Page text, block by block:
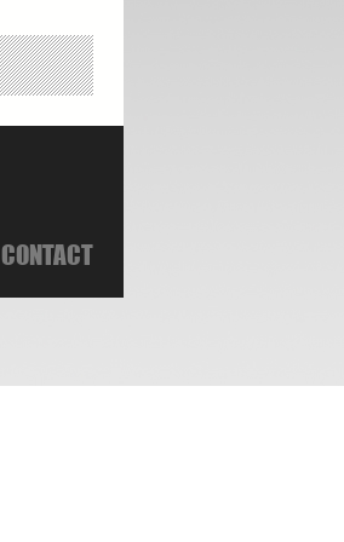
CONTACT